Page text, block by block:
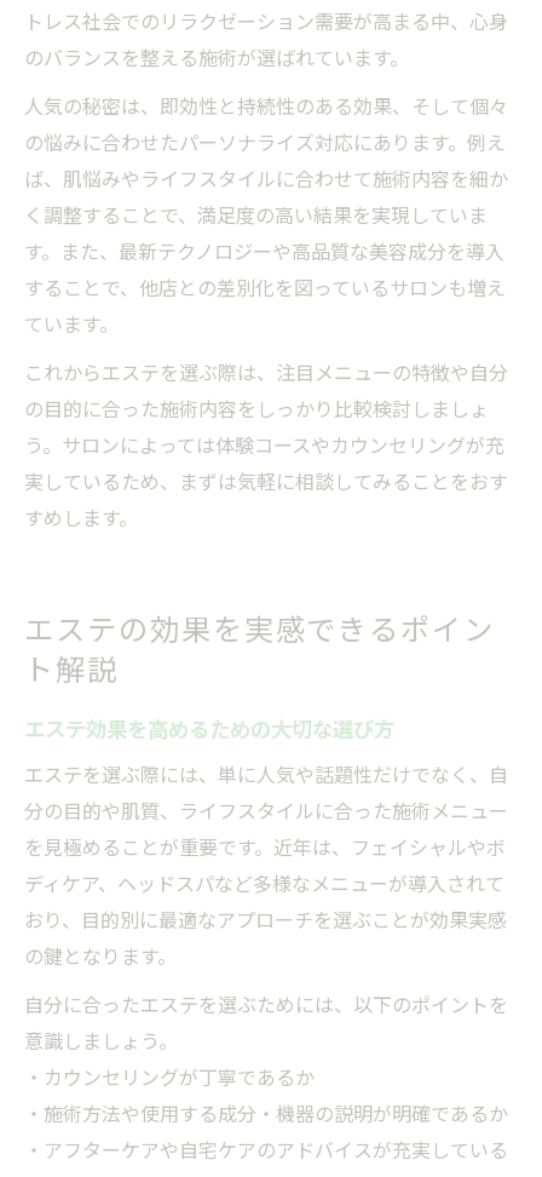
トレス社会でのリラクゼーション需要が高まる中、心身
のバランスを整える施術が選ばれています。
人気の秘密は、即効性と持続性のある効果、そして個々
の悩みに合わせたパーソナライズ対応にあります。例え
ば、肌悩みやライフスタイルに合わせて施術内容を細か
く調整することで、満足度の高い結果を実現していま
す。また、最新テクノロジーや高品質な美容成分を導入
することで、他店との差別化を図っているサロンも増え
ています。
これからエステを選ぶ際は、注目メニューの特徴や自分
の目的に合った施術内容をしっかり比較検討しましょ
う。サロンによっては体験コースやカウンセリングが充
実しているため、まずは気軽に相談してみることをおす
すめします。
エステの効果を実感できるポイン
ト解説
エステ効果を高めるための大切な選び方
エステを選ぶ際には、単に人気や話題性だけでなく、自
分の目的や肌質、ライフスタイルに合った施術メニュー
を見極めることが重要です。近年は、フェイシャルやボ
ディケア、ヘッドスパなど多様なメニューが導入されて
おり、目的別に最適なアプローチを選ぶことが効果実感
の鍵となります。
自分に合ったエステを選ぶためには、以下のポイントを
意識しましょう。
・カウンセリングが丁寧であるか
・施術方法や使用する成分・機器の説明が明確であるか
・アフターケアや自宅ケアのアドバイスが充実している